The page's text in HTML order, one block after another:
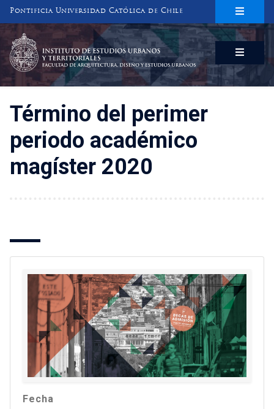
Pontificia Universidad Católica de Chile
INSTITUTO DE ESTUDIOS URBANOS
Y TERRITORIALES
FACULTAD DE ARQUITECTURA, DISEÑO Y ESTUDIOS URBANOS
Término del perimer
periodo académico
magíster 2020
Fecha